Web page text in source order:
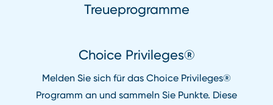
Treueprogramme
Choice Privileges®
Melden Sie sich für das Choice Privileges®
Programm an und sammeln Sie Punkte. Diese